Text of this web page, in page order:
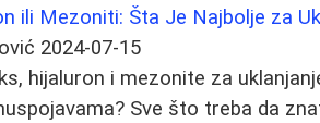
ili Mezoniti: Šta Je Najbolje za
2024-07-15
hijaluron i mezonite za
Sve što treba da